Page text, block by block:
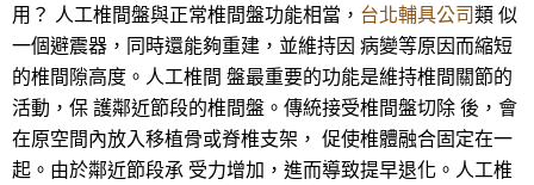
用？ 人工椎間盤與正常椎間盤功能相當， 台北輔具公司類 似
一個避震器，同時還能夠重建，並維持因 病變等原因而縮短
的椎間隙高度。人工椎間 盤最重要的功能是維持椎間關節的
活動，保 護鄰近節段的椎間盤。傳統接受椎間盤切除 後，會
在原空間內放入移植骨或脊椎支架， 促使椎體融合固定在一
起。由於鄰近節段承 受力增加，進而導致提早退化。人工椎